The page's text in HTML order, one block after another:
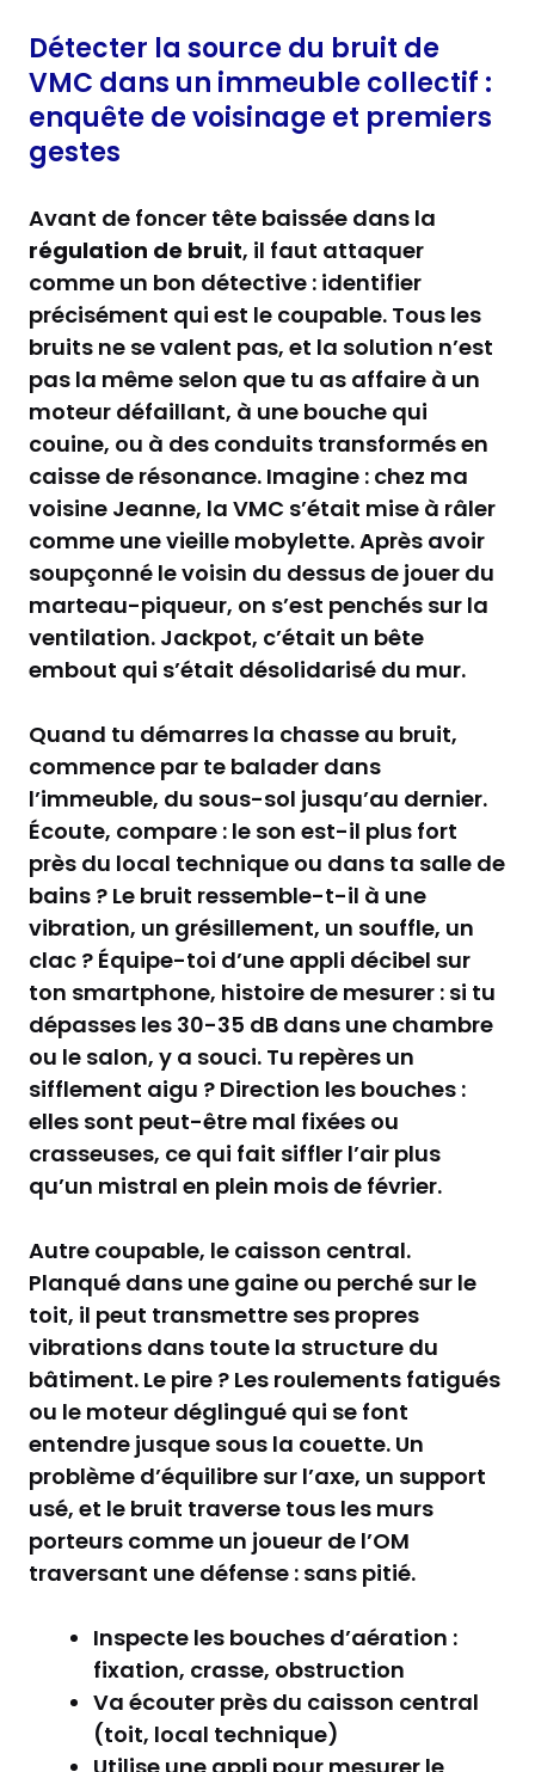
Détecter la source du bruit de
VMC dans un immeuble collectif :
enquête de voisinage et premiers
gestes
Avant de foncer tête baissée dans la
régulation de bruit, il faut attaquer
comme un bon détective : identifier
précisément qui est le coupable. Tous les
bruits ne se valent pas, et la solution n’est
pas la même selon que tu as affaire à un
moteur défaillant, à une bouche qui
couine, ou à des conduits transformés en
caisse de résonance. Imagine : chez ma
voisine Jeanne, la VMC s’était mise à râler
comme une vieille mobylette. Après avoir
soupçonné le voisin du dessus de jouer du
marteau-piqueur, on s’est penchés sur la
ventilation. Jackpot, c’était un bête
embout qui s’était désolidarisé du mur.
Quand tu démarres la chasse au bruit,
commence par te balader dans
l’immeuble, du sous-sol jusqu’au dernier.
Écoute, compare : le son est-il plus fort
près du local technique ou dans ta salle de
bains ? Le bruit ressemble-t-il à une
vibration, un grésillement, un souffle, un
clac ? Équipe-toi d’une appli décibel sur
ton smartphone, histoire de mesurer : si tu
dépasses les 30-35 dB dans une chambre
ou le salon, y a souci. Tu repères un
sifflement aigu ? Direction les bouches :
elles sont peut-être mal fixées ou
crasseuses, ce qui fait siffler l’air plus
qu’un mistral en plein mois de février.
Autre coupable, le caisson central.
Planqué dans une gaine ou perché sur le
toit, il peut transmettre ses propres
vibrations dans toute la structure du
bâtiment. Le pire ? Les roulements fatigués
ou le moteur déglingué qui se font
entendre jusque sous la couette. Un
problème d’équilibre sur l’axe, un support
usé, et le bruit traverse tous les murs
porteurs comme un joueur de l’OM
traversant une défense : sans pitié.
Inspecte les bouches d’aération :
fixation, crasse, obstruction
Va écouter près du caisson central
(toit, local technique)